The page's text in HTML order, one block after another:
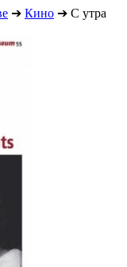
➔ Кино ➔ С утра